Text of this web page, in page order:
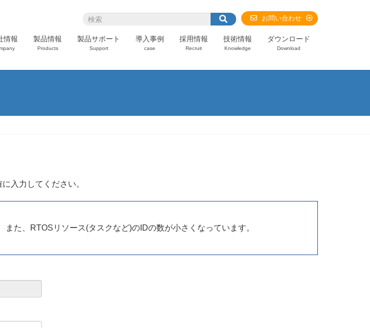
お問い合わせ
情報 製品情報
Products
製品サポート
Support
導入事例
case
採用情報
Recruit
技術情報
Knowledge
ダウンロード
Download
入力してください。
た、RTOSリソース(タスクなど)のIDの数が小さくなっています。